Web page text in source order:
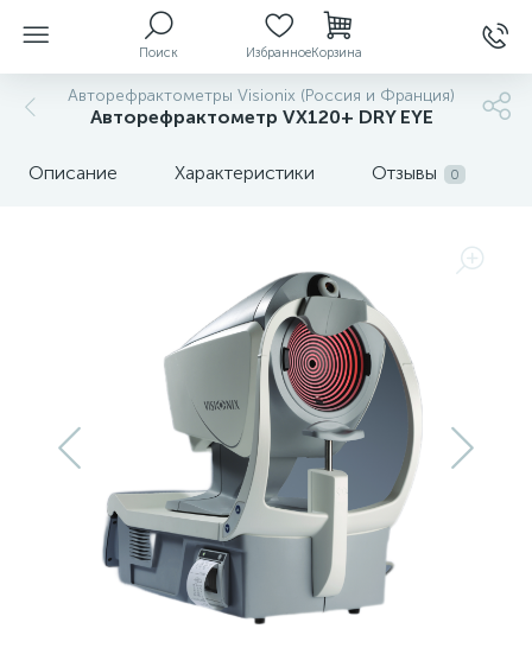
Поиск ИзбранноеКорзина
Авторефрактометры Visionix (Россия и Франция)
Авторефрактометр VX120+ DRY EYE
Описание Характеристики Отзывы 0